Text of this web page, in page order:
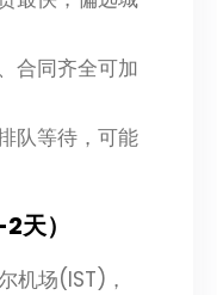
合同齐全可加
队等待，可能
天）
机场(IST)，